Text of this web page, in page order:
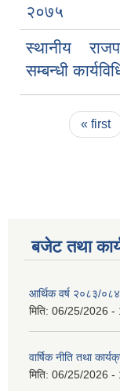
२०७५
स्थानीय
सम्बन्धी
Pages« first
बजेट तथा
आर्थिक वर्ष २०८३/
मिति: 06/25/2026 -
वार्षिक नीति तथा
मिति: 06/25/2026 -